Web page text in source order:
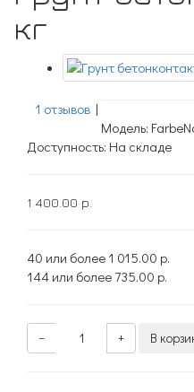
кг
1 отзывов |
Модель:
Доступность: На складе
1 400.00 р.
40 или более 1 015.00 р.
144 или более 735.00 р.
− + В